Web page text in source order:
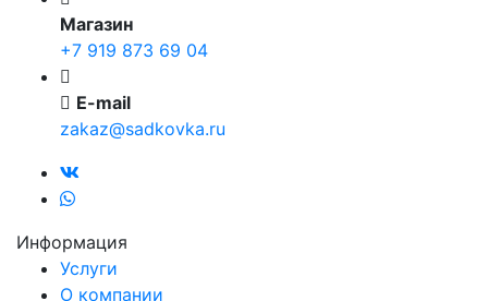
Магазин
+7 919 873 69 04
E-mail
zakaz@sadkovka.ru
Информация
Услуги
О компании